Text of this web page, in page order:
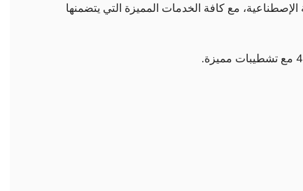
مع كافة الخدمات المميزة التي يتضمنها